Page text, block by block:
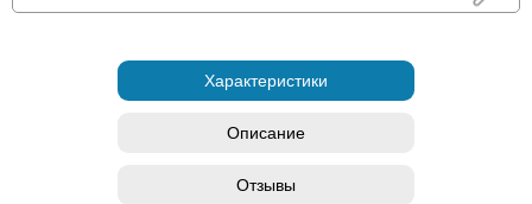
Характеристики
Описание
Отзывы